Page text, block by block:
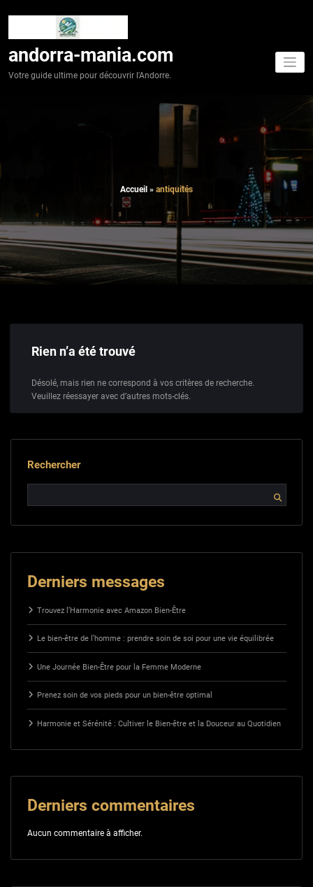
andorra-mania.com
Votre guide ultime pour découvrir l'Andorre.
Accueil » antiquités
Rien n’a été trouvé
Désolé, mais rien ne correspond à vos critères de recherche.
Veuillez réessayer avec d’autres mots-clés.
Rechercher
Derniers messages
Trouvez l’Harmonie avec Amazon Bien-Être
Le bien-être de l’homme : prendre soin de soi pour une vie équilibrée
Une Journée Bien-Être pour la Femme Moderne
Prenez soin de vos pieds pour un bien-être optimal
Harmonie et Sérénité : Cultiver le Bien-être et la Douceur au Quotidien
Derniers commentaires
Aucun commentaire à afficher.